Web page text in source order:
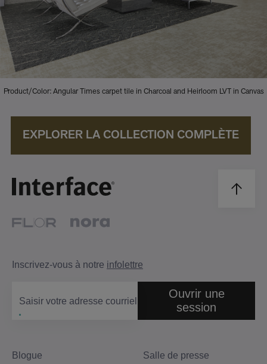
Product/Color: Angular Times carpet tile in Charcoal and Heirloom LVT in Canvas
EXPLORER LA COLLECTION COMPLÈTE
Blogue Salle de presse
Inscrivez-vous à notre infolettre
Saisir votre adresse courriel
Ouvrir une
session